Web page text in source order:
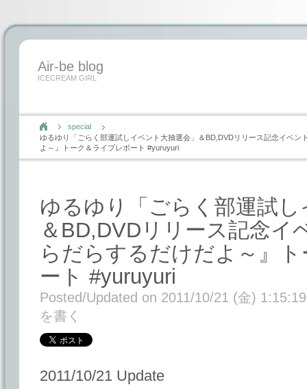
Air-be blog
ICECREAM GIRL
special
ゆるゆり「ごらく部運試しイベント大抽選会」＆BD,DVDリリース記念イベ
よ～』トーク＆ライブレポート #yuruyuri
ゆるゆり「ごらく部運試
＆BD,DVDリリース記念
らだらするだけだよ～』
ート #yuruyuri
Posted/Updated on 2011/10/21 (金) 1:15:19
を書く
2011/10/21 Update